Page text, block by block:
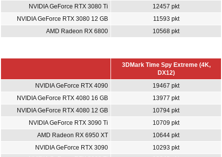
NVIDIA GeForce RTX 3080 Ti
12457 pkt
NVIDIA GeForce RTX 3080 12 GB
11593 pkt
AMD Radeon RX 6800
10568 pkt
3DMark Time Spy Extreme (4K,
DX12)
NVIDIA GeForce RTX 4090
19467 pkt
NVIDIA GeForce RTX 4080 16 GB
13977 pkt
NVIDIA GeForce RTX 4080 12 GB
10794 pkt
NVIDIA GeForce RTX 3090 Ti
10709 pkt
AMD Radeon RX 6950 XT
10644 pkt
NVIDIA GeForce RTX 3090
10293 pkt